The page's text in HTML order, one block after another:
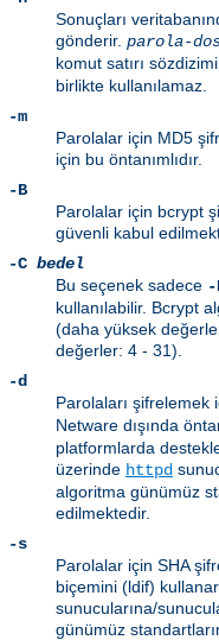
Sonuçları
gönderir. parola-
komut satırı
birlikte kullanılamaz.
-m
Parolalar için MD5
için bu öntanımlıdır.
-B
Parolalar için bcrypt
güvenli kabul
-C bedel
Bu seçenek sadece -
kullanılabilir. Bcrypt
(daha yüksek
değerler: 4 - 31).
-d
Parolaları şifrelemek
Netware dışında
platformlarda
üzerinde httpd
algoritma günümüz
edilmektedir.
-s
Parolalar için SHA
biçemini (ldif)
sunucularına/
günümüz